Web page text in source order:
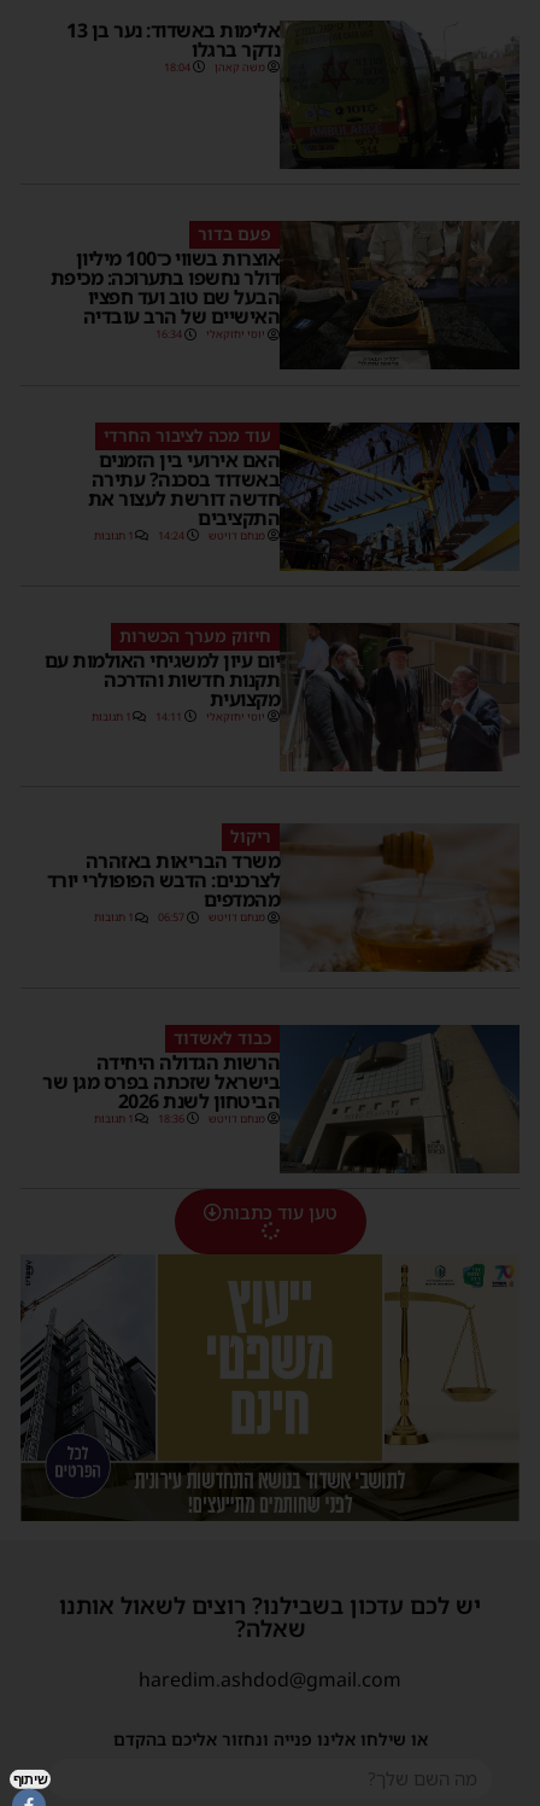
אלימות באשדוד: נער בן 13
נדקר ברגלו
משה קאהן 18:04
פעם בדור
אוצרות בשווי כ־100 מיליון
דולר נחשפו בתערוכה: מכיפת
הבעל שם טוב ועד חפציו
האישיים של הרב עובדיה
יוסי יחזקאלי 16:34
עוד מכה לציבור החרדי
האם אירועי בין הזמנים
באשדוד בסכנה? עתירה
חדשה דורשת לעצור את
התקציבים
מנחם דויטש 14:24 1 תגובות
חיזוק מערך הכשרות
יום עיון למשגיחי האולמות עם
תקנות חדשות והדרכה
מקצועית
יוסי יחזקאלי 14:11 1 תגובות
ריקול
משרד הבריאות באזהרה
לצרכנים: הדבש הפופולרי יורד
מהמדפים
מנחם דויטש 06:57 1 תגובות
כבוד לאשדוד
הרשות הגדולה היחידה
בישראל שזכתה בפרס מגן שר
הביטחון לשנת 2026
מנחם דויטש 18:36 1 תגובות
טען עוד כתבות
יש לכם עדכון בשבילנו? רוצים לשאול אותנו
שאלה?
haredim.ashdod@gmail.com
או שילחו אלינו פנייה ונחזור אליכם בהקדם
שיתוף